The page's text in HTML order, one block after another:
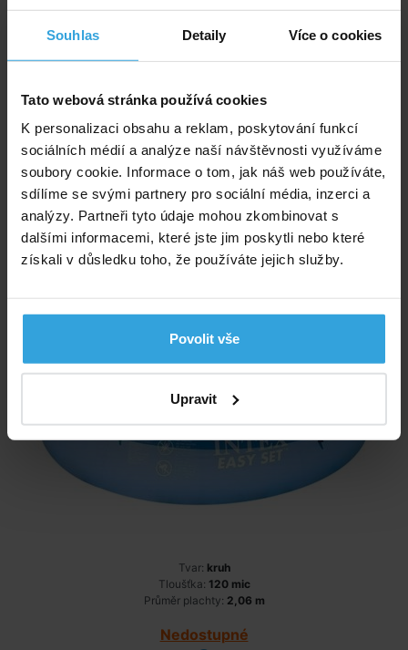
Souhlas Detaily Více o cookies
Tato webová stránka používá cookies
K personalizaci obsahu a reklam, poskytování funkcí
sociálních médií a analýze naší návštěvnosti využíváme
soubory cookie. Informace o tom, jak náš web používáte,
sdílíme se svými partnery pro sociální média, inzerci a
analýzy. Partneři tyto údaje mohou zkombinovat s
dalšími informacemi, které jste jim poskytli nebo které
získali v důsledku toho, že používáte jejich služby.
Povolit vše
Upravit
Tloušťka:
Průměr plachty: 2,10 m
Alternativní produkty
Solární plachta na bazén INTEX o průměru 2,44m
Tvar: kruh
Tloušťka: 120 mic
Průměr plachty: 2,06 m
Nedostupné